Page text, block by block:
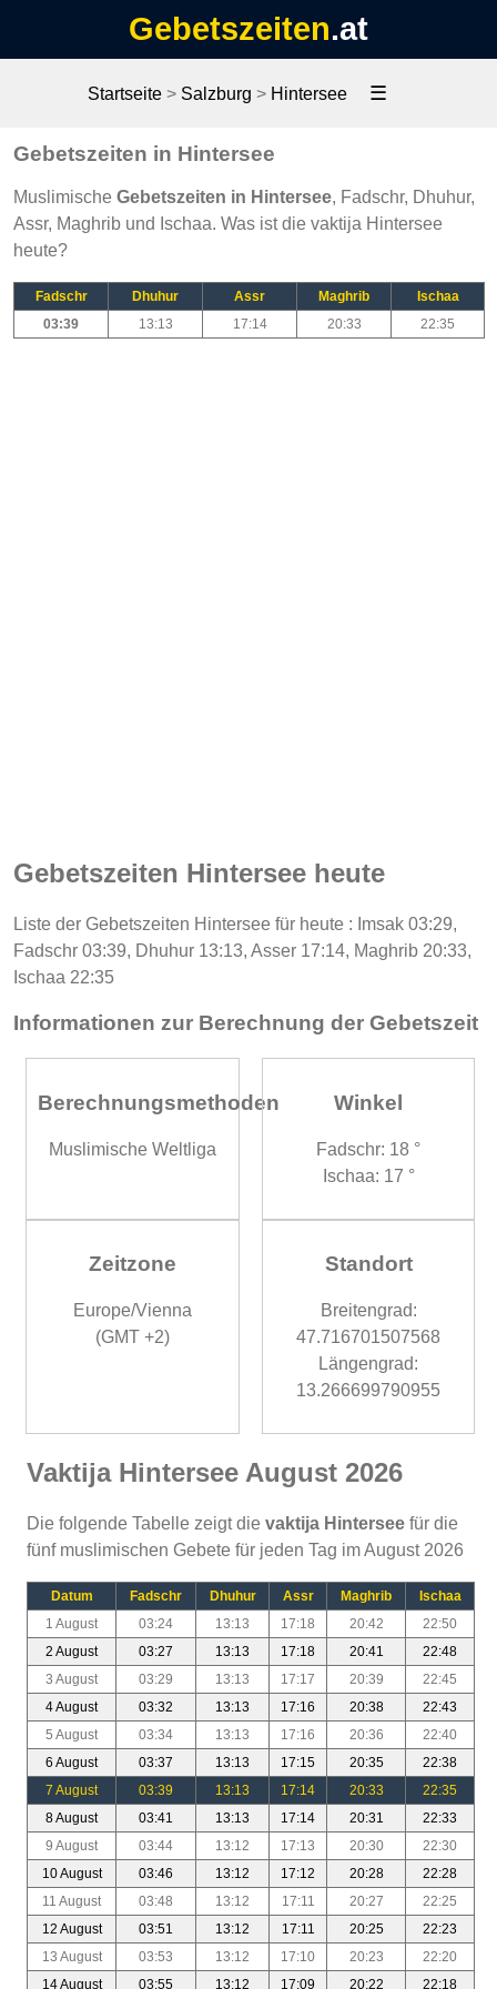
Gebetszeiten.at
Startseite > Salzburg > Hintersee ☰
Gebetszeiten in Hintersee
Muslimische Gebetszeiten in Hintersee, Fadschr, Dhuhur,
Assr, Maghrib und Ischaa. Was ist die vaktija Hintersee
heute?
Fadschr Dhuhur Assr Maghrib
Ischaa
03:39
13:13 17:14 20:33 22:35
Gebetszeiten Hintersee heute
Liste der Gebetszeiten Hintersee für heute : Imsak 03:29,
Fadschr 03:39, Dhuhur 13:13, Asser 17:14, Maghrib 20:33,
Ischaa 22:35
Informationen zur Berechnung der Gebetszeit
Berechnungsmethoden
Muslimische Weltliga
Winkel
Fadschr: 18 °
Ischaa: 17 °
Zeitzone
Europe/Vienna
(GMT +2)
Standort
Breitengrad:
47.716701507568
Längengrad:
13.266699790955
Vaktija Hintersee August 2026
Die folgende Tabelle zeigt die vaktija Hintersee für die
fünf muslimischen Gebete für jeden Tag im August 2026
Datum Fadschr Dhuhur Assr Maghrib
Ischaa
1 August
03:24 13:13 17:18 20:42
22:50
2 August
03:27 13:13 17:18 20:41
22:48
3 August
03:29 13:13 17:17 20:39
22:45
4 August
03:32 13:13 17:16 20:38
22:43
5 August
03:34 13:13 17:16 20:36
22:40
6 August
03:37 13:13 17:15 20:35
22:38
7 August
03:39 13:13 17:14 20:33
22:35
8 August
03:41 13:13 17:14 20:31
22:33
9 August
03:44 13:12 17:13 20:30
22:30
10 August
03:46 13:12 17:12 20:28
22:28
11 August
03:48 13:12 17:11 20:27
22:25
12 August
03:51 13:12 17:11 20:25
22:23
13 August
03:53 13:12 17:10 20:23
22:20
14 August
03:55 13:12 17:09 20:22 22:18